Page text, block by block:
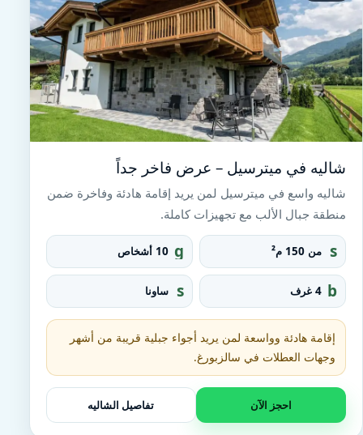
شاليه في ميترسيل – عرض فاخر جداً
شاليه واسع في ميترسيل لمن يريد إقامة هادئة وفاخرة ضمن
منطقة جبال الألب مع تجهيزات كاملة.
s
q
u
a
r
e_
fo
o
t
من 150 م² g
r
o
u
p
10 أشخاص
b
e
d
4 غرف s
a
u
n
ساونا
إقامة هادئة وواسعة لمن يريد أجواء جبلية قريبة من أشهر
وجهات العطلات في سالزبورغ.
احجز الآن تفاصيل الشاليه